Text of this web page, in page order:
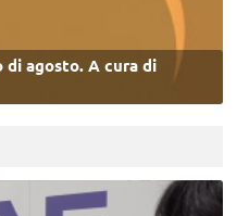
di agosto. A cura di